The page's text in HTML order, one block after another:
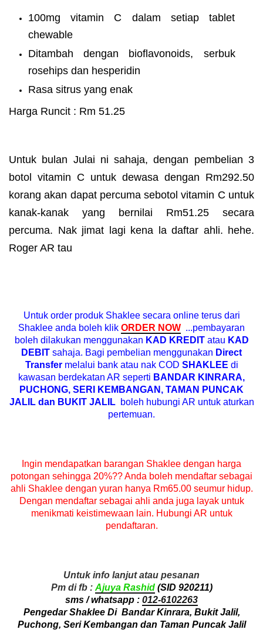
100mg vitamin C dalam setiap tablet
chewable
Ditambah dengan bioflavonoids, serbuk
rosehips dan hesperidin
Rasa sitrus yang enak
Harga Runcit : Rm 51.25
Untuk bulan Julai ni sahaja, dengan pembelian 3
botol vitamin C untuk dewasa dengan Rm292.50
korang akan dapat percuma sebotol vitamin C untuk
kanak-kanak yang bernilai Rm51.25 secara
percuma. Nak jimat lagi kena la daftar ahli. hehe.
Roger AR tau
Untuk order produk Shaklee secara online terus dari
Shaklee anda boleh klik ORDER NOW ...pembayaran
boleh dilakukan menggunakan KAD KREDITatau KAD
DEBIT sahaja. Bagi pembelian menggunakan Direct
Transfermelalui bank atau nak COD SHAKLEE di
kawasan berdekatan AR seperti BANDAR KINRARA,
PUCHONG, SERI KEMBANGAN, TAMAN PUNCAK
JALIL dan BUKIT JALIL boleh hubungi AR untuk aturkan
pertemuan.
Ingin mendapatkan barangan Shaklee dengan harga
potongan sehingga 20%?? Anda boleh mendaftar sebagai
ahli Shaklee dengan yuran hanya Rm65.00 seumur hidup.
Dengan mendaftar sebagai ahli anda juga layak untuk
menikmati keistimewaan lain. Hubungi AR untuk
pendaftaran.
Untuk info lanjut atau pesanan
Pm di fb : Ajuya Rashid (SID 920211)
sms / whatsapp : 012-6102263
Pengedar Shaklee Di Bandar Kinrara, Bukit Jalil,
Puchong, Seri Kembangan dan Taman Puncak Jalil